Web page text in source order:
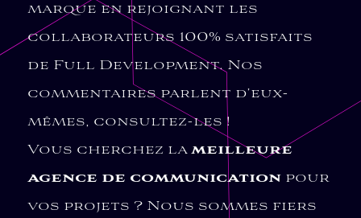
marque en rejoignant les
collaborateurs 100% satisfaits
de Full Development. Nos
commentaires parlent d’eux-
mêmes, consultez-les !
Vous cherchez la meilleure
agence de communication pour
vos projets ? Nous sommes fiers